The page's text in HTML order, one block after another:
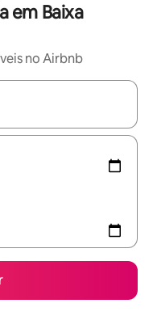
em Baixa
no Airbnb
explore-os